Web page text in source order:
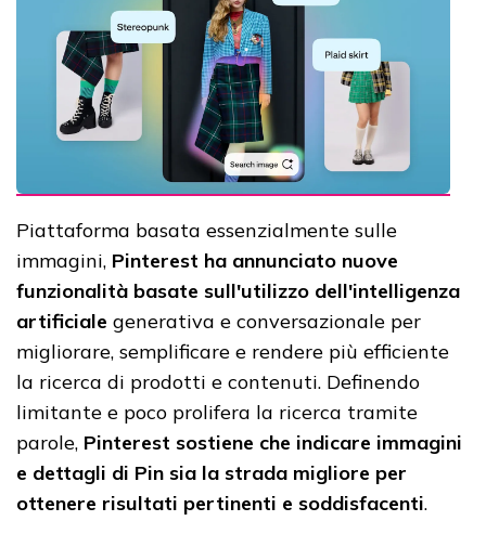
Piattaforma basata essenzialmente sulle
immagini, Pinterest ha annunciato nuove
funzionalità basate sull'utilizzo dell'intelligenza
artificiale generativa e conversazionale per
migliorare, semplificare e rendere più efficiente
la ricerca di prodotti e contenuti. Definendo
limitante e poco prolifera la ricerca tramite
parole, Pinterest sostiene che indicare immagini
e dettagli di Pin sia la strada migliore per
ottenere risultati pertinenti e soddisfacenti.